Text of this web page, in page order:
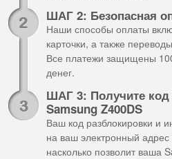
ШАГ 2: Безопасная
Наши способы оплаты
карточки, а также
Все платежи защищены
денег.
ШАГ 3: Получите код
Samsung Z400DS
Ваш код разблокировки и
на ваш электронный адрес
насколько позволит ваша